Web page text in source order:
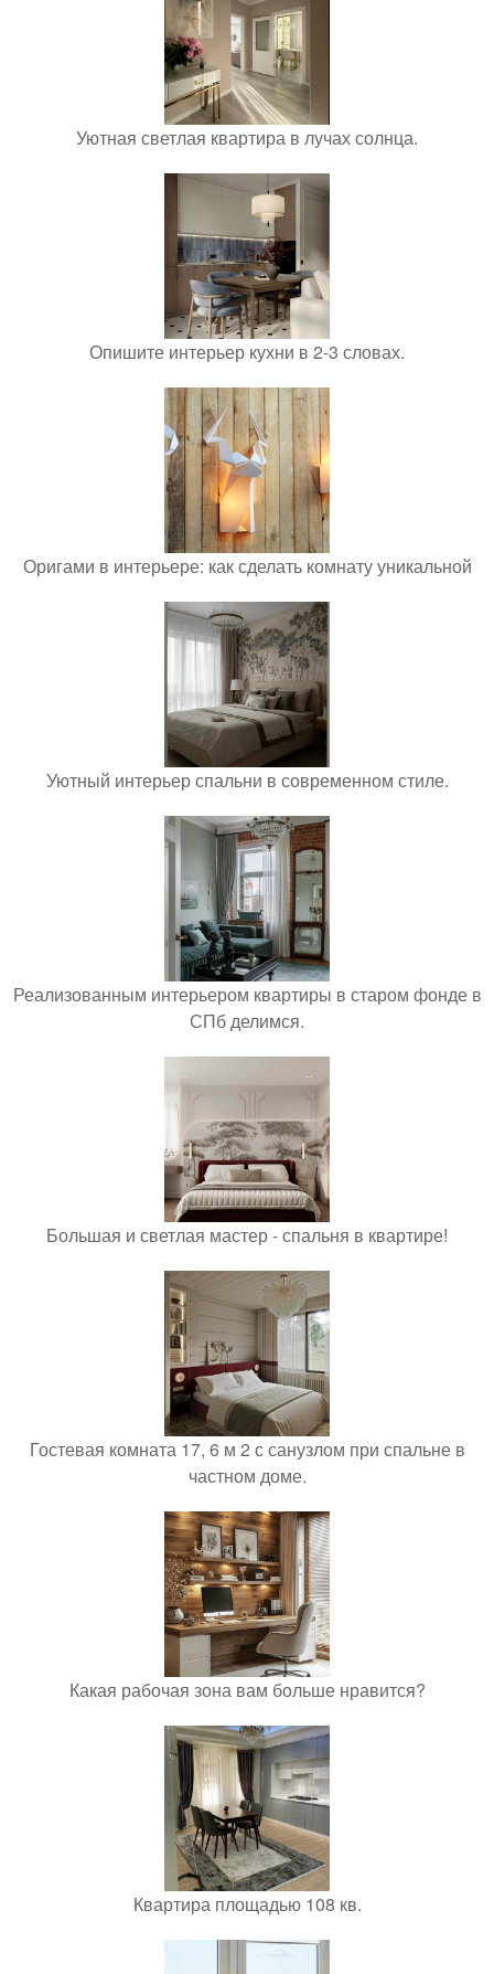
Уютная светлая квартира в лучах солнца.
Опишите интерьер кухни в 2-3 словах.
Оригами в интерьере: как сделать комнату уникальной
Уютный интерьер спальни в современном стиле.
Реализованным интерьером квартиры в старом фонде в
СПб делимся.
Большая и светлая мастер - спальня в квартире!
Гостевая комната 17, 6 м 2 с санузлом при спальне в
частном доме.
Какая рабочая зона вам больше нравится?
Квартира площадью 108 кв.